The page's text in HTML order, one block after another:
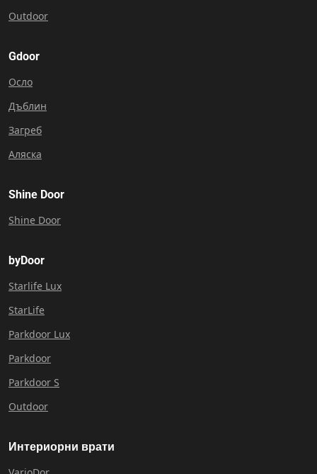
Outdoor
Gdoor
Осло
Дъблин
Загреб
Аляска
Shine Door
Shine Door
byDoor
Starlife Lux
StarLife
Parkdoor Lux
Parkdoor
Parkdoor S
Outdoor
Интериорни врати